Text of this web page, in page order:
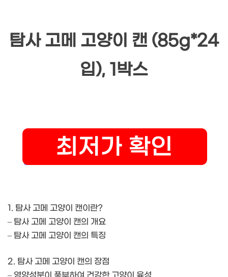
탐사 고메 고양이 캔 (85g*24
입), 1박스
1. 탐사 고메 고양이 캔이란?
– 탐사 고메 고양이 캔의 개요
– 탐사 고메 고양이 캔의 특징
2. 탐사 고메 고양이 캔의 장점